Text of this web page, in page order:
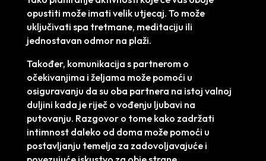
opustiti može imati velik utjecaj. To može
uključivati spa tretmane, meditaciju ili
jednostavan odmor na plaži.
Također, komunikacija s partnerom o
očekivanjima i željama može pomoći u
osiguravanju da su oba partnera na istoj valnoj
duljini kada je riječ o vođenju ljubavi na
putovanju. Razgovor o tome kako zadržati
intimnost daleko od doma može pomoći u
postavljanju temelja za zadovoljavajuće i